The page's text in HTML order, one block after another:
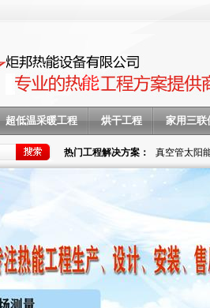
超低温采暖工程 烘干工程 家用三联
热门工程解决方案： 真空管太阳